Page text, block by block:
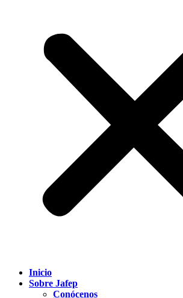
Inicio
Sobre Jafep
Conócenos